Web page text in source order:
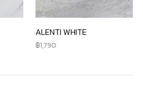
ALENTI WHITE
1,790